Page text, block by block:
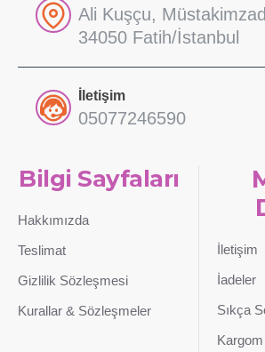
Ali Kuşçu,
34050 Fatih/İstanbul
İletişim
05077246590
Bilgi Sayfaları
Hakkımızda
Teslimat
Gizlilik Sözleşmesi
Kurallar & Sözleşmeler
İletişim
İadeler
Sıkça